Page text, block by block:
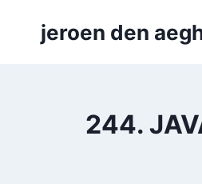
jeroen den
244.